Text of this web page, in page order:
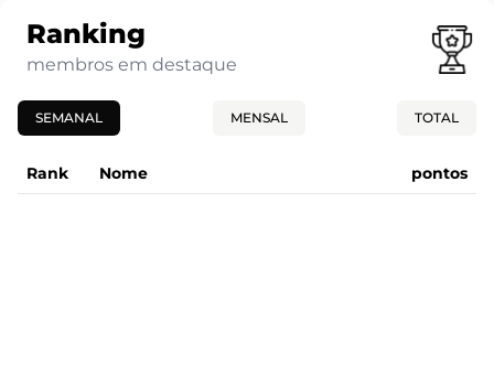
Ranking
membros em destaque
SEMANAL MENSAL TOTAL
Rank Nome pontos